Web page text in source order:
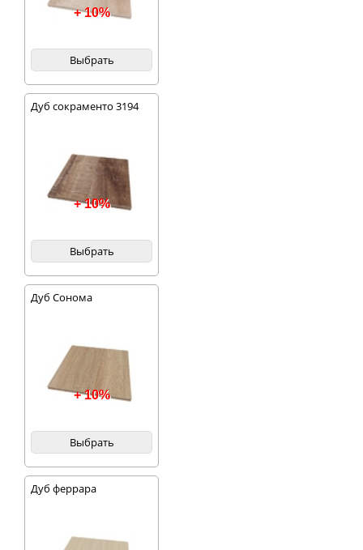
+ 10%
Выбрать
Дуб сокраменто 3194
+ 10%
Выбрать
Дуб Сонома
+ 10%
Выбрать
Дуб феррара